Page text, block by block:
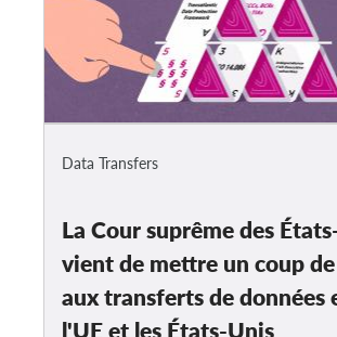
Data Transfers
La Cour suprême des
vient de mettre un coup
aux transferts de données
l'UE et les États-Unis